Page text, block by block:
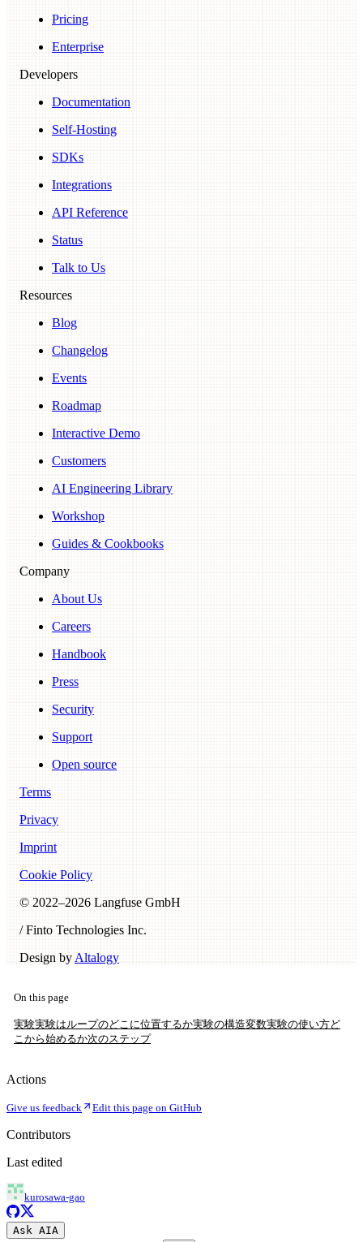
Pricing
Enterprise
Developers
Documentation
Self-Hosting
SDKs
Integrations
API Reference
Status
Talk to Us
Resources
Blog
Changelog
Events
Roadmap
Interactive Demo
Customers
AI Engineering Library
Workshop
Guides & Cookbooks
Company
About Us
Careers
Handbook
Press
Security
Support
Open source
Terms
Privacy
Imprint
Cookie Policy
© 2022–2026 Langfuse GmbH
/ Finto Technologies Inc.
Design byAltalogy
On this page
実験実験はループのどこに位置するか実験の構造変数実験の使い方ど
こから始めるか次のステップ
Actions
Give us feedback Edit this page on GitHub
Contributors
Last edited
kurosawa-gao
Ask AIA